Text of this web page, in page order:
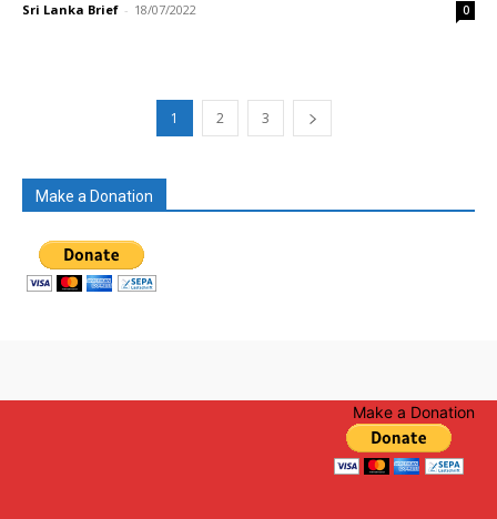
Sri Lanka Brief - 18/07/2022 0
1 2 3
Make a Donation
Make a Donation